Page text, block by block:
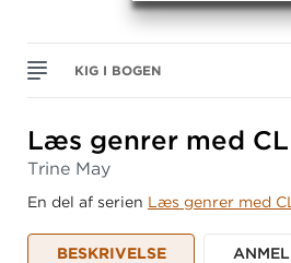
KIG I BOGEN
Læs genrer med
Trine May
En del af serien Læs genrer med CL
BESKRIVELSE